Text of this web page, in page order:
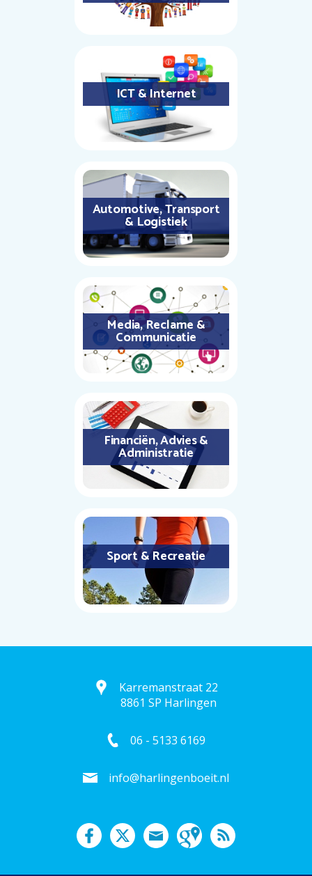
ICT & Internet
Automotive, Transport
& Logistiek
Media, Reclame &
Communicatie
Financiën, Advies &
Administratie
Sport & Recreatie
Karremanstraat 22
8861 SP Harlingen
06 - 5133 6169
info@harlingenboeit.nl